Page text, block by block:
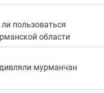
пользоваться
области
мурманчан